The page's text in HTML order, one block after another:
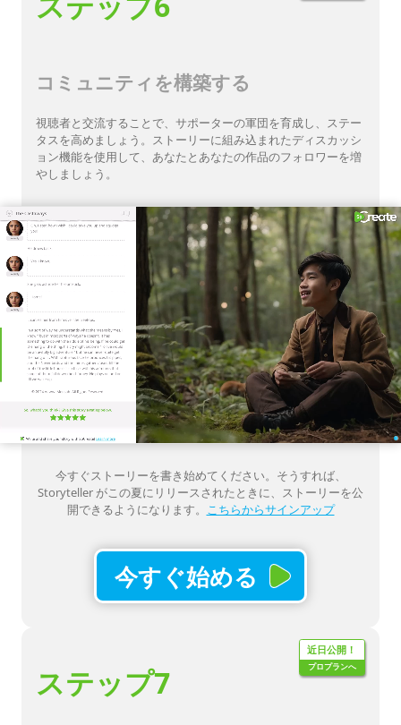
コミュニティを構築する
視聴者と交流することで、サポーターの軍団を育成し、ステー
タスを高めましょう。ストーリーに組み込まれたディスカッシ
ョン機能を使用して、あなたとあなたの作品のフォロワーを増
やしましょう。
今すぐストーリーを書き始めてください。そうすれば、
Storyteller がこの夏にリリースされたときに、ストーリーを公
開できるようになります。 こちらからサインアップ
今すぐ始める
ステップ7
近日公開！
プロプランへ